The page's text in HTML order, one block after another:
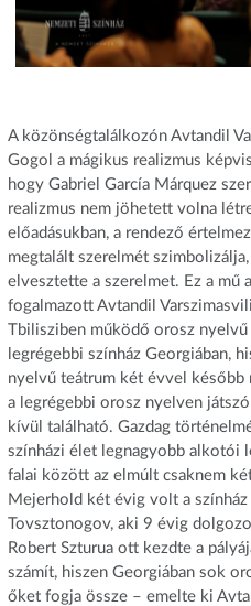
A közönségtalálkozón Avtandil
Gogol a mágikus realizmus
hogy Gabriel García Márquez
realizmus nem jöhetett volna
előadásukban, a rendező
megtalált szerelmét
elvesztette a szerelmet. Ez a mű
fogalmazott Avtandil
Tbilisziben működő orosz nyelvű
legrégebbi színház Georgiában,
nyelvű teátrum két évvel
a legrégebbi orosz nyelven
kívül található. Gazdag
színházi élet legnagyobb alkotói
falai között az elmúlt csaknem
Mejerhold két évig volt a
Tovsztonogov, aki 9 évig
Robert Szturua ott kezdte a
számít, hiszen Georgiában sok
őket fogja össze – emelte ki